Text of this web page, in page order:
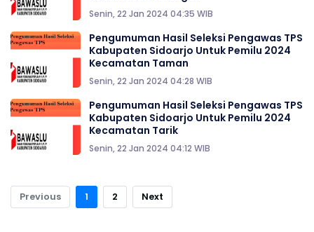
Senin, 22 Jan 2024 04:35 WIB
Pengumuman Hasil Seleksi Pengawas TPS
Kabupaten Sidoarjo Untuk Pemilu 2024
Kecamatan Taman
Senin, 22 Jan 2024 04:28 WIB
Pengumuman Hasil Seleksi Pengawas TPS
Kabupaten Sidoarjo Untuk Pemilu 2024
Kecamatan Tarik
Senin, 22 Jan 2024 04:12 WIB
Previous 1 2 Next